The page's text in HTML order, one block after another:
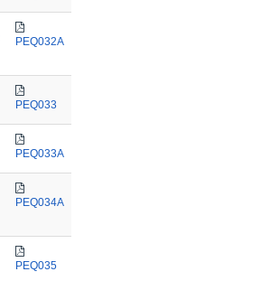
PEQ032A
PEQ033
PEQ033A
PEQ034A
PEQ035